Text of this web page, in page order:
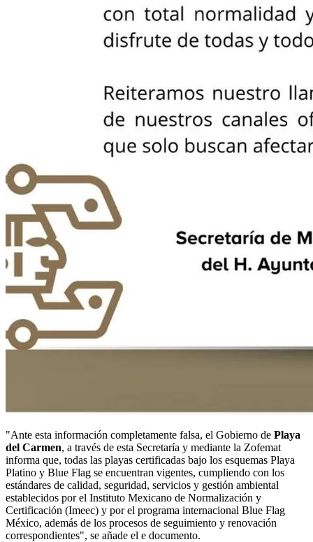
"Ante esta información completamente falsa, el Gobierno de Playa
del Carmen, a través de esta Secretaría y mediante la Zofemat
informa que, todas las playas certificadas bajo los esquemas Playa
Platino y Blue Flag se encuentran vigentes, cumpliendo con los
estándares de calidad, seguridad, servicios y gestión ambiental
establecidos por el Instituto Mexicano de Normalización y
Certificación (Imeec) y por el programa internacional Blue Flag
México, además de los procesos de seguimiento y renovación
correspondientes", se añade el e documento.